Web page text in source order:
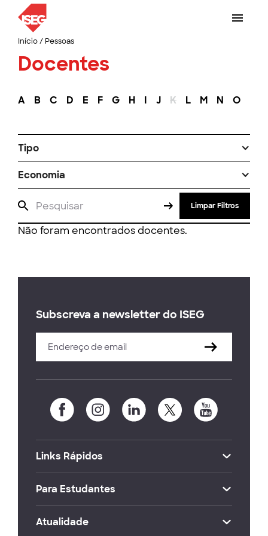
Início/ Pessoas
Docentes
A B C D E F G H I J K L M N O
Tipo
Economia
Limpar Filtros
Não foram encontrados docentes.
Subscreva a newsletter do ISEG
Links Rápidos
Para Estudantes
Atualidade